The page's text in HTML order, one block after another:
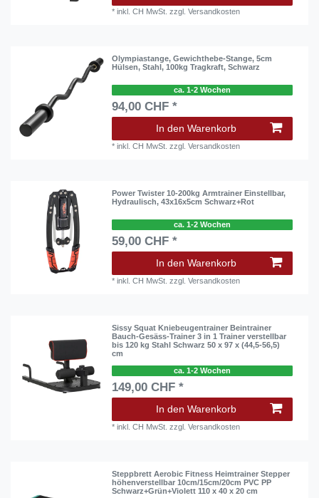
*inkl. CH MwSt. zzgl.Versandkosten
Olympiastange, Gewichthebe-Stange, 5cm
Hülsen, Stahl, 100kg Tragkraft, Schwarz
ca. 1-2 Wochen
94,00 CHF *
In den Warenkorb
*inkl. CH MwSt. zzgl.Versandkosten
Power Twister 10-200kg Armtrainer Einstellbar,
Hydraulisch, 43x16x5cm Schwarz+Rot
ca. 1-2 Wochen
59,00 CHF *
In den Warenkorb
*inkl. CH MwSt. zzgl.Versandkosten
Sissy Squat Kniebeugentrainer Beintrainer
Bauch-Gesäss-Trainer 3 in 1 Trainer verstellbar
bis 120 kg Stahl Schwarz 50 x 97 x (44,5-56,5)
cm
ca. 1-2 Wochen
149,00 CHF *
In den Warenkorb
*inkl. CH MwSt. zzgl.Versandkosten
Steppbrett Aerobic Fitness Heimtrainer Stepper
höhenverstellbar 10cm/15cm/20cm PVC PP
Schwarz+Grün+Violett 110 x 40 x 20 cm